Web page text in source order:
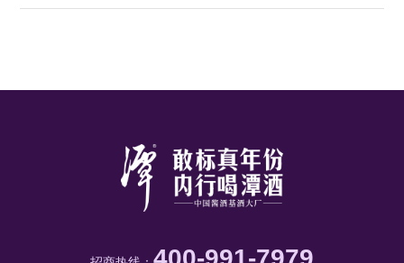
酒，有些更是流传上百年的品牌好